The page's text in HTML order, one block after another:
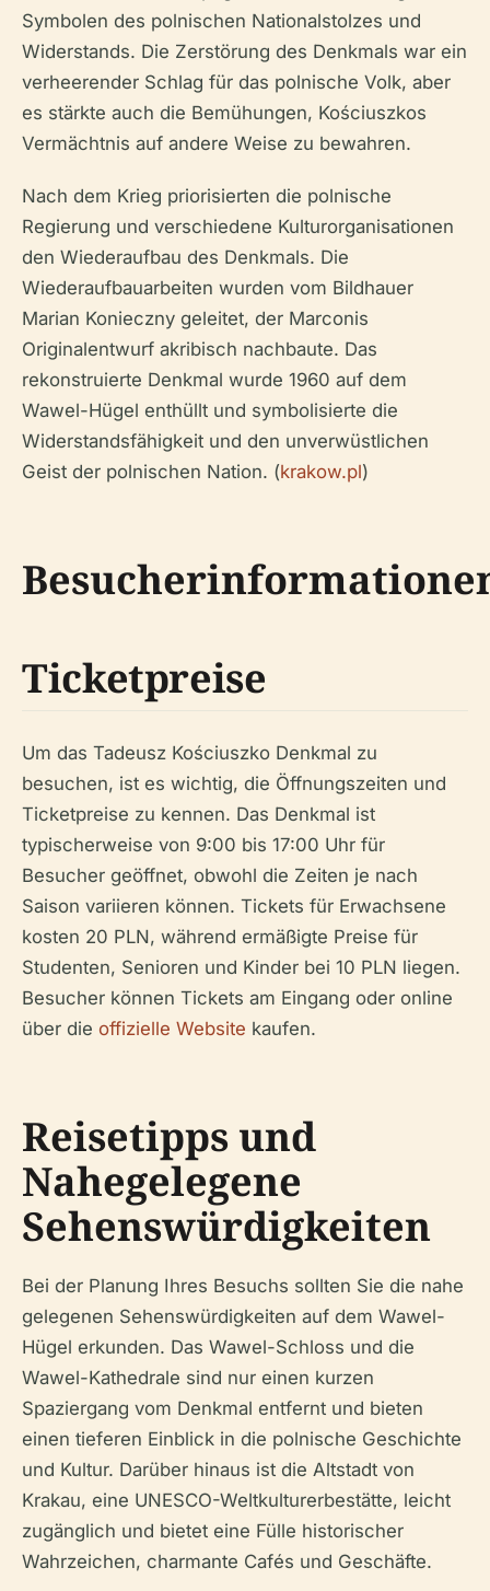
Symbolen des polnischen Nationalstolzes und
Widerstands. Die Zerstörung des Denkmals war ein
verheerender Schlag für das polnische Volk, aber
es stärkte auch die Bemühungen, Kościuszkos
Vermächtnis auf andere Weise zu bewahren.
Nach dem Krieg priorisierten die polnische
Regierung und verschiedene Kulturorganisationen
den Wiederaufbau des Denkmals. Die
Wiederaufbauarbeiten wurden vom Bildhauer
Marian Konieczny geleitet, der Marconis
Originalentwurf akribisch nachbaute. Das
rekonstruierte Denkmal wurde 1960 auf dem
Wawel-Hügel enthüllt und symbolisierte die
Widerstandsfähigkeit und den unverwüstlichen
Geist der polnischen Nation. (krakow.pl)
Ticketpreise
Um das Tadeusz Kościuszko Denkmal zu
besuchen, ist es wichtig, die Öffnungszeiten und
Ticketpreise zu kennen. Das Denkmal ist
typischerweise von 9:00 bis 17:00 Uhr für
Besucher geöffnet, obwohl die Zeiten je nach
Saison variieren können. Tickets für Erwachsene
kosten 20 PLN, während ermäßigte Preise für
Studenten, Senioren und Kinder bei 10 PLN liegen.
Besucher können Tickets am Eingang oder online
über die offizielle Website kaufen.
Reisetipps und
Nahegelegene
Sehenswürdigkeiten
Bei der Planung Ihres Besuchs sollten Sie die nahe
gelegenen Sehenswürdigkeiten auf dem Wawel-
Hügel erkunden. Das Wawel-Schloss und die
Wawel-Kathedrale sind nur einen kurzen
Spaziergang vom Denkmal entfernt und bieten
einen tieferen Einblick in die polnische Geschichte
und Kultur. Darüber hinaus ist die Altstadt von
Krakau, eine UNESCO-Weltkulturerbestätte, leicht
zugänglich und bietet eine Fülle historischer
Wahrzeichen, charmante Cafés und Geschäfte.